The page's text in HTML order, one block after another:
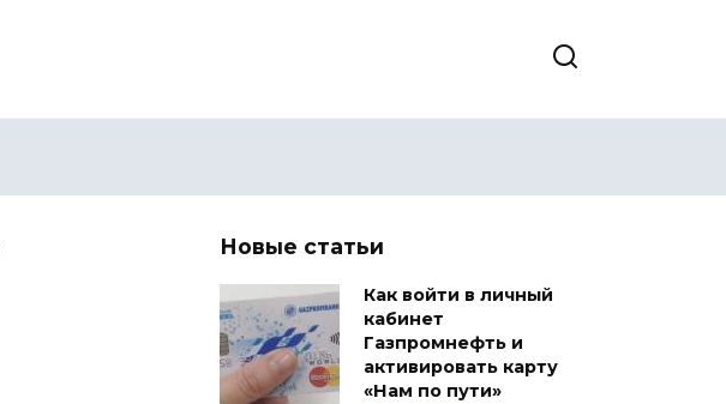
Новые статьи
Как войти в личный
кабинет
Газпромнефть и
активировать карту
«Нам по пути»